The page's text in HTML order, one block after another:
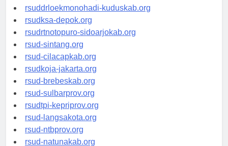
rsud-tpikepriprov.org
rsuddrloekmonohadi-kuduskab.org
rsudksa-depok.org
rsudrtnotopuro-sidoarjokab.org
rsud-sintang.org
rsud-cilacapkab.org
rsudkoja-jakarta.org
rsud-brebeskab.org
rsud-sulbarprov.org
rsudtpi-kepriprov.org
rsud-langsakota.org
rsud-ntbprov.org